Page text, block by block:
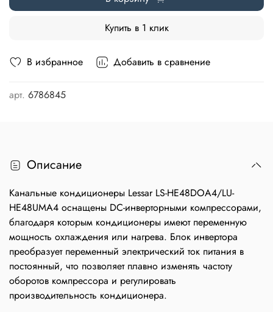
В избранное Добавить в сравнение
арт. 6786845
Купить в 1 клик
Описание
Канальные кондиционеры Lessar LS-HE48DOA4/LU-
HE48UMA4 оснащены DC-инверторными компрессорами,
благодаря которым кондиционеры имеют переменную
мощность охлаждения или нагрева. Блок инвертора
преобразует переменный электрический ток питания в
постоянный, что позволяет плавно изменять частоту
оборотов компрессора и регулировать
производительность кондиционера.